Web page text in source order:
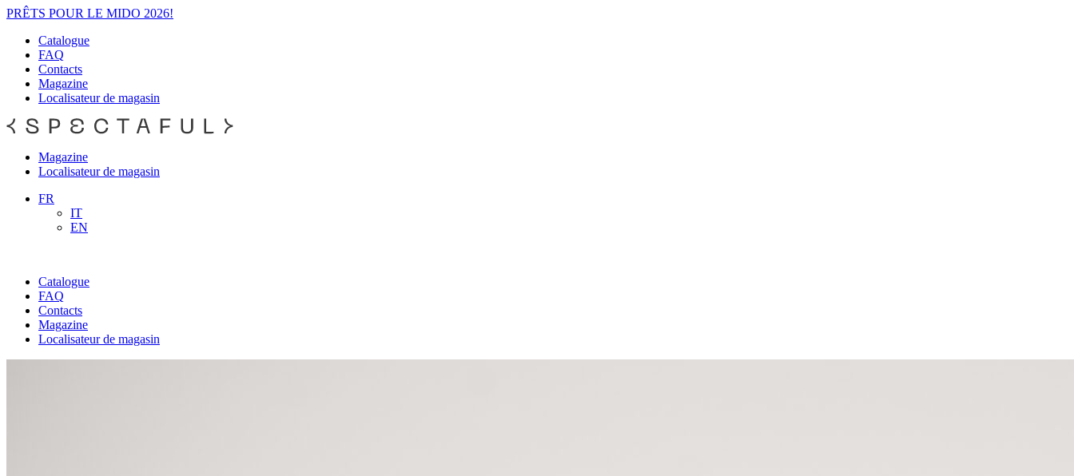
PRÊTS POUR LE MIDO 2026!
Catalogue
FAQ
Contacts
Magazine
Localisateur de magasin
Magazine
Localisateur de magasin
FR
IT
EN
Catalogue
FAQ
Contacts
Magazine
Localisateur de magasin